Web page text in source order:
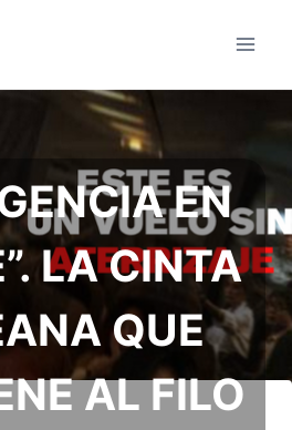
EN
LA CINTA
QUE
AL FILO